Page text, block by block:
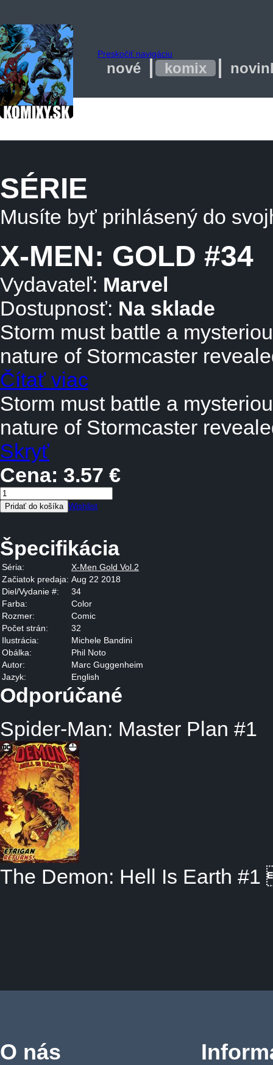
Preskočiť navigáciu
nové komix
SÉRIE
Musíte byť prihlásený do
X-MEN: GOLD #34
Vydavateľ: Marvel
Dostupnosť: Na sklade
Storm must battle a
nature of Stormcaster
Čítať viac
Storm must battle a
nature of Stormcaster
Skryť
Cena: 3.57 €
Wishlist
Špecifikácia
Séria:
X-Men Gold Vol.2
Začiatok predaja: Aug 22 2018
Diel/Vydanie #:
34
Farba:
Color
Rozmer:
Comic
Počet strán:
32
Ilustrácia:
Michele Bandini
Obálka:
Phil Noto
Autor:
Marc Guggenheim
Jazyk:
English
Odporúčané
Spider-Man: Master Plan #1
The Demon: Hell Is Earth #1
O nás